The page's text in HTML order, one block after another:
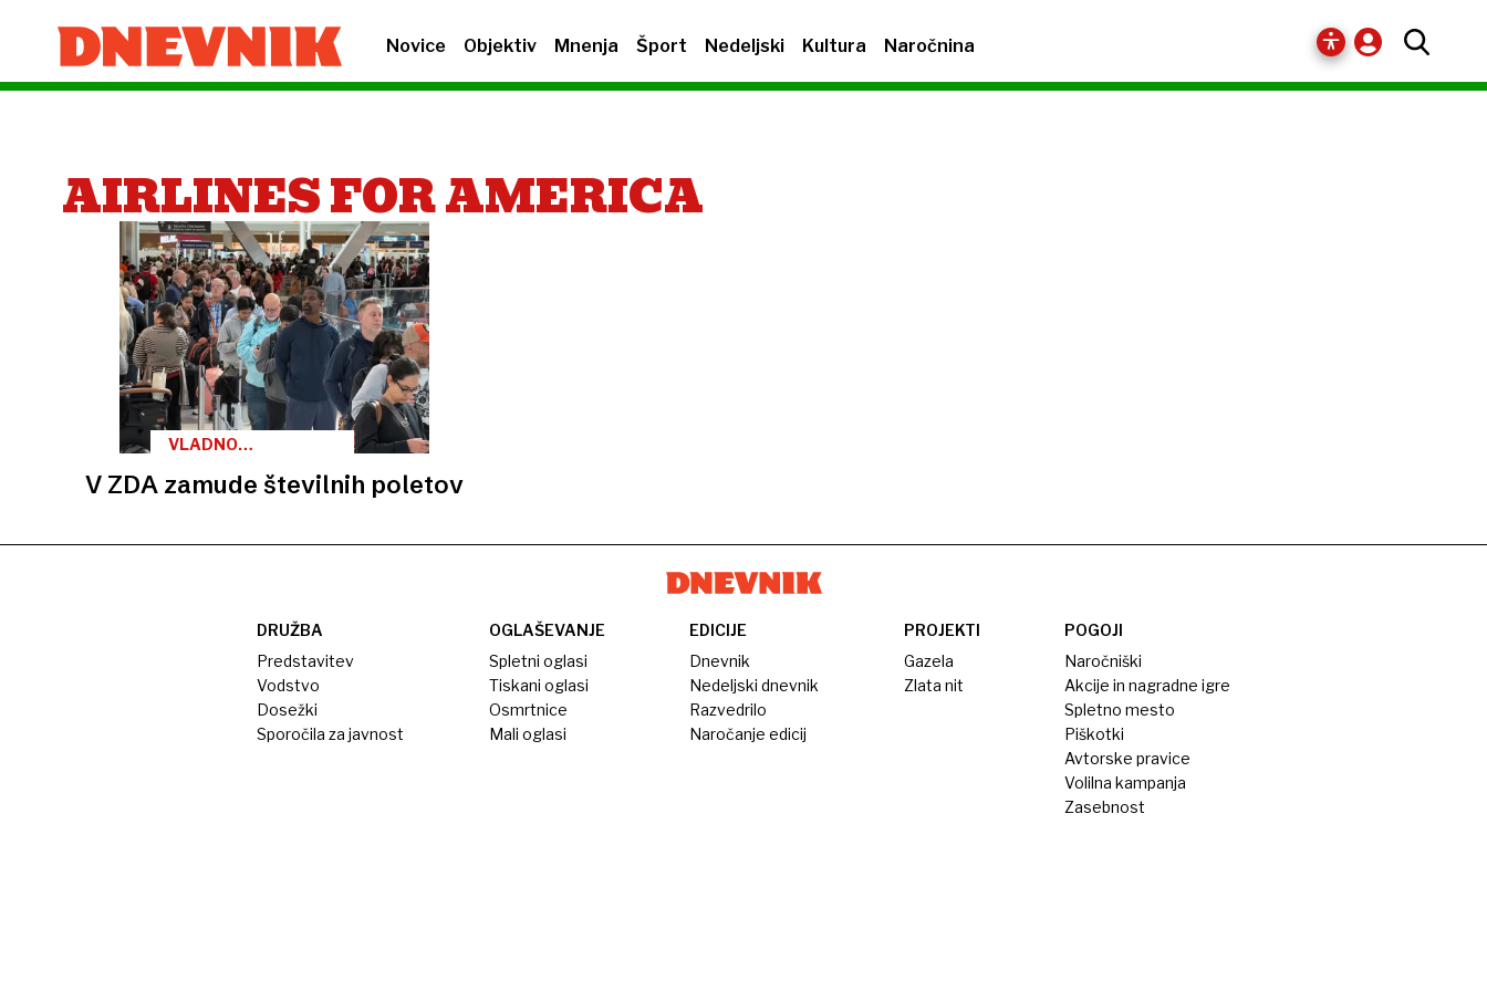
Novice Objektiv Mnenja Šport Nedeljski Kultura Naročnina
AIRLINES FOR AMERICA
VLADNO
V ZDA zamude številnih poletov
DRUŽBA
Predstavitev
Vodstvo
Dosežki
Sporočila za javnost
OGLAŠEVANJE
Spletni oglasi
Tiskani oglasi
Osmrtnice
Mali oglasi
EDICIJE
Dnevnik
Nedeljski dnevnik
Razvedrilo
Naročanje edicij
PROJEKTI
Gazela
Zlata nit
POGOJI
Naročniški
Akcije in nagradne igre
Spletno mesto
Piškotki
Avtorske pravice
Volilna kampanja
Zasebnost